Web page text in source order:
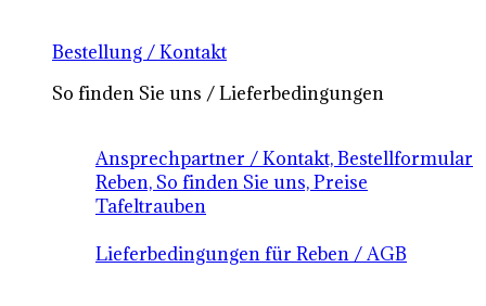
Bestellung / Kontakt
So finden Sie uns / Lieferbedingungen
Ansprechpartner / Kontakt, Bestellformular
Reben, So finden Sie uns, Preise
Tafeltrauben
Lieferbedingungen für Reben / AGB